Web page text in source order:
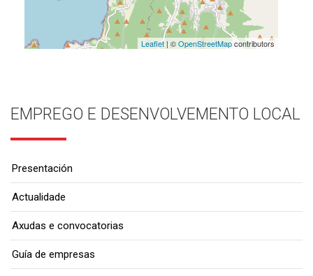
Leaflet| ©OpenStreetMapcontributors
EMPREGO E DESENVOLVEMENTO LOCAL
Presentación
Actualidade
Axudas e convocatorias
Guía de empresas